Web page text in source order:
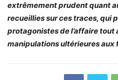
extrêmement prudent quant
recueillies sur ces traces, qui
protagonistes de l’affaire tout
manipulations ultérieures aux